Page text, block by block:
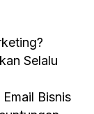
Selalu
Bisnis